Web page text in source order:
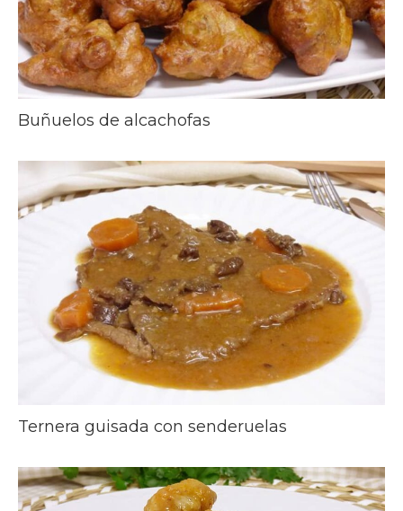
Buñuelos de alcachofas
Ternera guisada con senderuelas